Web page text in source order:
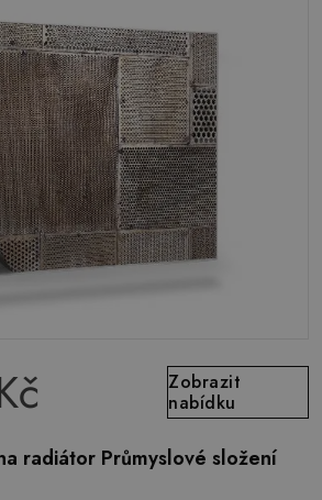
Zobrazit
nabídku
radiátor Průmyslové složení